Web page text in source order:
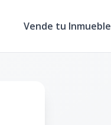
Vende tu Inmueble